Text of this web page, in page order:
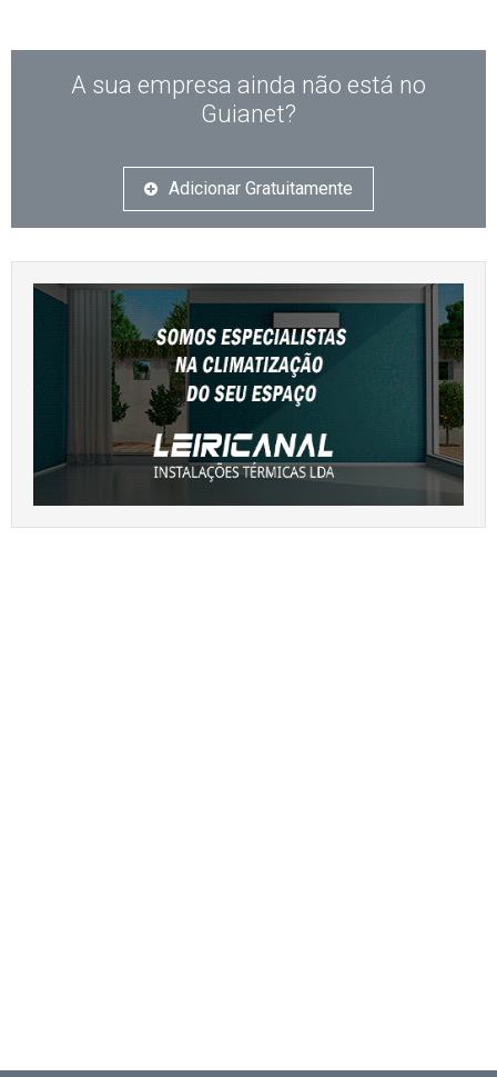
A sua empresa ainda não está no
Guianet?
Adicionar Gratuitamente